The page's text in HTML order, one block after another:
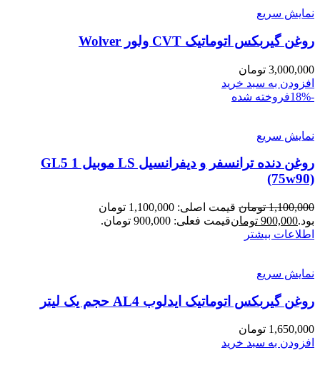
نمایش سریع
روغن گیربکس اتوماتیک CVT ولور Wolver
3,000,000 تومان
افزودن به سبد خرید
-18%
فروخته شده
نمایش سریع
روغن دنده ترانسفر و دیفرانسیل LS موبیل 1 GL5
(75w90)
1,100,000 تومان
قیمت اصلی: 1,100,000 تومان
بود.900,000 تومانقیمت فعلی: 900,000 تومان.
اطلاعات بیشتر
نمایش سریع
روغن گیربکس اتوماتیک ایدلوب AL4 حجم یک لیتر
1,650,000 تومان
افزودن به سبد خرید